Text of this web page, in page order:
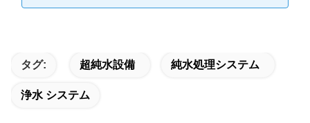
タグ: 超純水設備 純水処理システム
浄水 システム